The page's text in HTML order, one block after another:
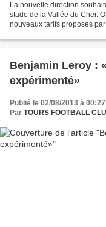
La nouvelle direction
stade de la Vallée du Cher.
nouveaux tarifs proposés
Benjamin Leroy :
expérimenté»
Publié le 02/08/2013 à 00:27
Par TOURS FOOTBALL